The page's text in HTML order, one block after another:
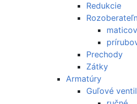
Redukcie
Prechody
Zátky
Armatúry
Guľové